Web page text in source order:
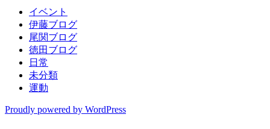
イベント
伊藤ブログ
尾関ブログ
徳田ブログ
日常
未分類
運動
Proudly powered by WordPress